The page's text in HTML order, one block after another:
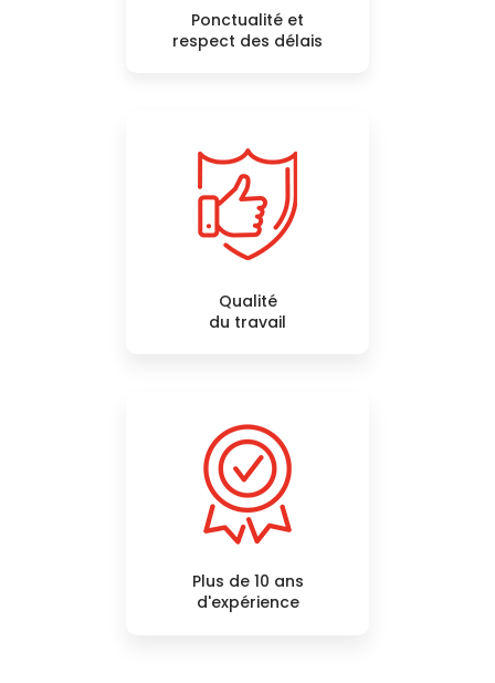
Ponctualité et
respect des délais
Qualité
du travail
Plus de 10 ans
d'expérience